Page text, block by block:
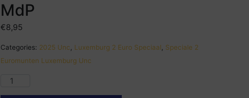
MdP
€8,95
Categories: 2025 Unc Luxemburg 2 Euro Speciaal
Speciale 2
Euromunten Luxemburg Unc